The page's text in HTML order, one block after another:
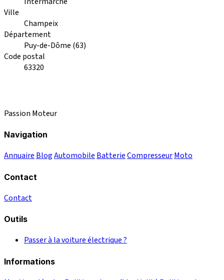
Ville
Champeix
Département
Puy-de-Dôme (63)
Code postal
63320
Passion Moteur
Navigation
Annuaire BlogAutomobile BatterieCompresseurMoto
Contact
Contact
Outils
Passer à la voiture électrique ?
Informations